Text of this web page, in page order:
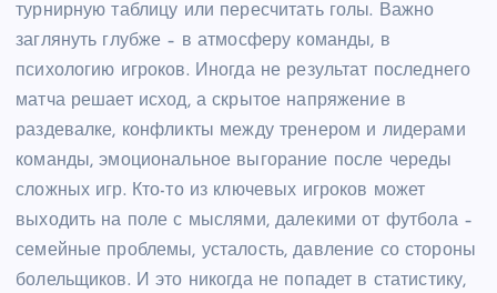
турнирную таблицу или пересчитать голы. Важно
заглянуть глубже – в атмосферу команды, в
психологию игроков. Иногда не результат последнего
матча решает исход, а скрытое напряжение в
раздевалке, конфликты между тренером и лидерами
команды, эмоциональное выгорание после череды
сложных игр. Кто-то из ключевых игроков может
выходить на поле с мыслями, далекими от футбола –
семейные проблемы, усталость, давление со стороны
болельщиков. И это никогда не попадет в статистику,